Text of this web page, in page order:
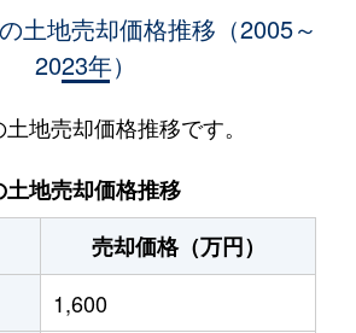
土地売却価格推移（2005～
2023年）
地売却価格推移です。
地売却価格推移
売却価格（万円）
1,600